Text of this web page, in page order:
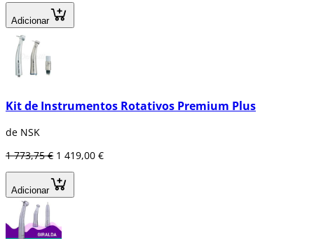
Adicionar
Kit de Instrumentos Rotativos Premium Plus
de NSK
1 773,75 € 1 419,00 €
Adicionar